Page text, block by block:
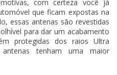
com certeza você já
que ficam expostas na
essas antenas são revestidas
para dar um acabamento
protegidas dos raios Ultra
tenham uma maior